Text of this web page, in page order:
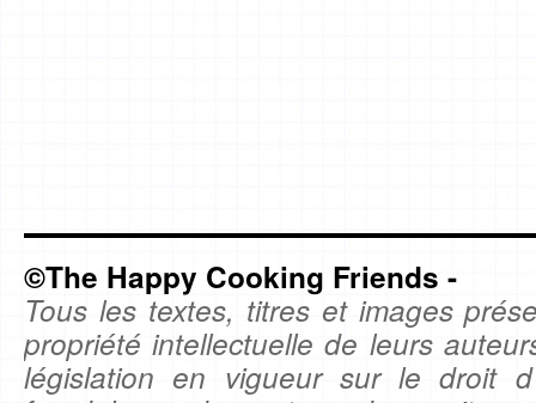
©The Happy Cooking Friends -
Tous les textes, titres et images
propriété intellectuelle de leurs
législation en vigueur sur le droit